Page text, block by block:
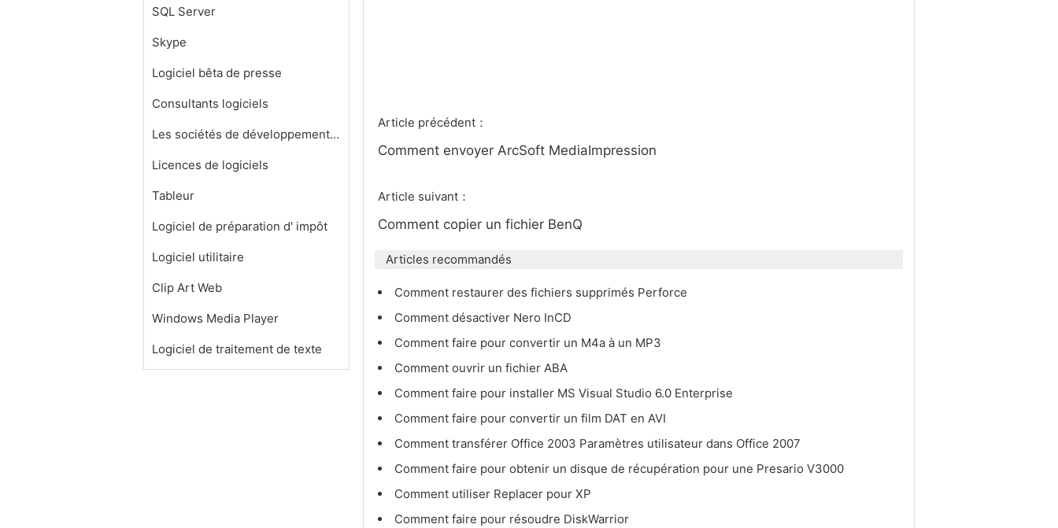
SQL Server
Skype
Logiciel bêta de presse
Consultants logiciels
Les sociétés de développement de logiciels
Licences de logiciels
Tableur
Logiciel de préparation d' impôt
Logiciel utilitaire
Clip Art Web
Windows Media Player
Logiciel de traitement de texte
Article précédent：
Comment envoyer ArcSoft MediaImpression
Article suivant：
Comment copier un fichier BenQ
Articles recommandés
Comment restaurer des fichiers supprimés Perforce
Comment désactiver Nero InCD
Comment faire pour convertir un M4a à un MP3
Comment ouvrir un fichier ABA
Comment faire pour installer MS Visual Studio 6.0 Enterprise
Comment faire pour convertir un film DAT en AVI
Comment transférer Office 2003 Paramètres utilisateur dans Office 2007
Comment faire pour obtenir un disque de récupération pour une Presario V3000
Comment utiliser Replacer pour XP
Comment faire pour résoudre DiskWarrior